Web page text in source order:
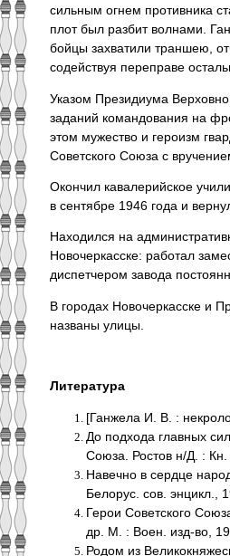
сильным огнем противника
плот был разбит волнами.
бойцы захватили траншею,
содействуя переправе
Указом Президиума
заданий командования на
этом мужество и героизм
Советского Союза с
Окончил кавалерийское
в сентябре 1946 года и
Находился на
Новочеркасске: работал
диспетчером завода
В городах Новочеркасске и
названы улицы.
Литература
[Ганжела И. В. :
До подхода главных
Союза. Ростов н/Д. :
Навечно в сердце
Белорус. сов. энцикл.,
Геpои Советского
др. М. : Воен. изд-во,
Родом из